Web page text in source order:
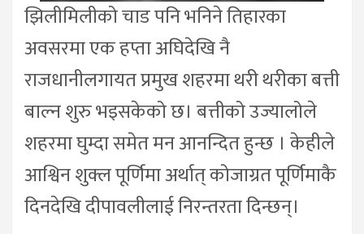
झिलीमिलीको चाड पनि भनिने तिहारका
अवसरमा एक हप्ता अघिदेखि नै
राजधानीलगायत प्रमुख शहरमा थरी थरीका बत्ती
बाल्न शुरु भइसकेको छ। बत्तीको उज्यालोले
शहरमा घुम्दा समेत मन आनन्दित हुन्छ । केहीले
आश्विन शुक्ल पूर्णिमा अर्थात् कोजाग्रत पूर्णिमाकै
दिनदेखि दीपावलीलाई निरन्तरता दिन्छन्।